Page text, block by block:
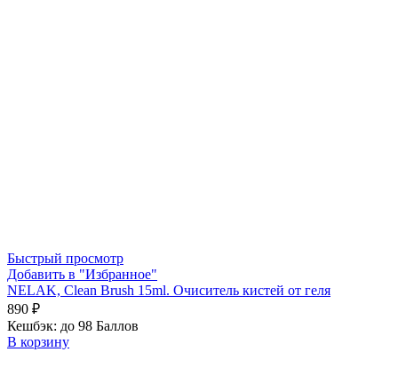
Быстрый просмотр
Добавить в "Избранное"
NELAK, Clean Brush 15ml. Очиситель кистей от геля
890 ₽
Кешбэк: до 98 Баллов
В корзину